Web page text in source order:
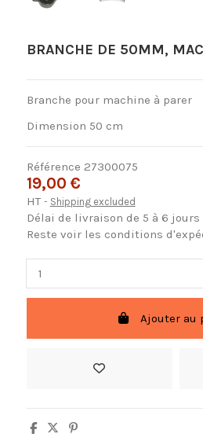
BRANCHE DE 50MM,
Branche pour machine à parer
Dimension 50 cm
Référence 27300075
19,00 €
HT Shipping excluded
Délai de livraison de 5 à 6
Reste voir les conditions
Ajouter au